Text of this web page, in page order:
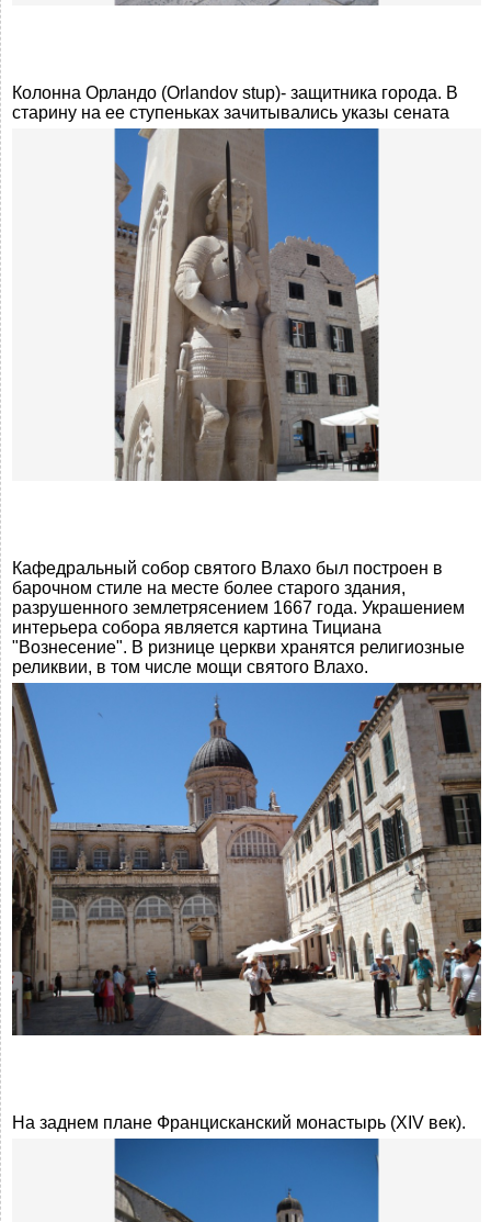
Колонна Орландо (Orlandov stup)- защитника города. В
старину на ее ступеньках зачитывались указы сената
Кафедральный собор святого Влахо был построен в
барочном стиле на месте более старого здания,
разрушенного землетрясением 1667 года. Украшением
интерьера собора является картина Тициана
"Вознесение". В ризнице церкви хранятся религиозные
реликвии, в том числе мощи святого Влахо.
На заднем плане Францисканский монастырь (XIV век).